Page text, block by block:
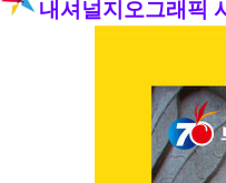
내셔널지오그래픽